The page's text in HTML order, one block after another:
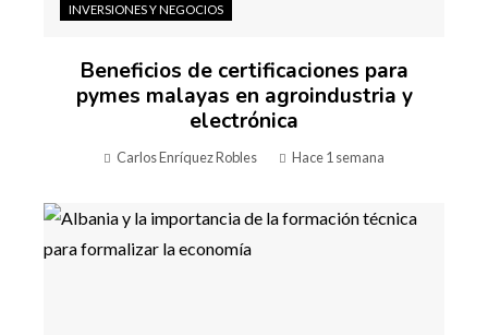
INVERSIONES Y NEGOCIOS
Beneficios de certificaciones para
pymes malayas en agroindustria y
electrónica
Carlos Enríquez Robles Hace 1 semana